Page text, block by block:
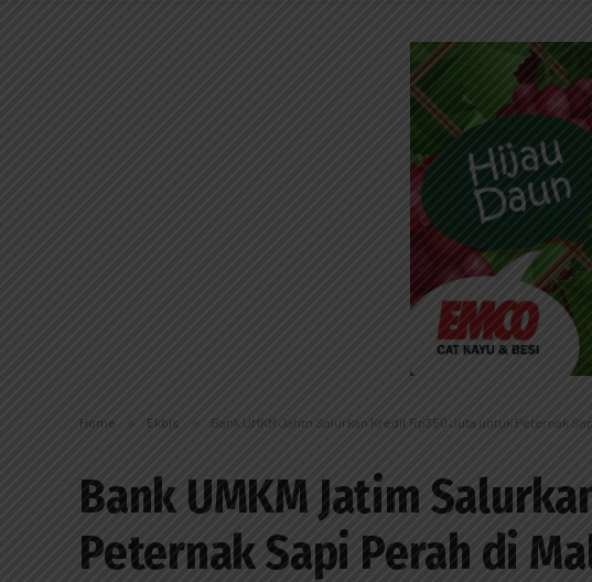
Home » Ekbis » Bank UMKM Jatim Salurkan Kredit Rp350 Juta untuk Peternak
Bank UMKM Jatim
Peternak Sapi Perah di